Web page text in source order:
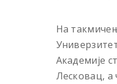
На
Академије
Лесковац, а